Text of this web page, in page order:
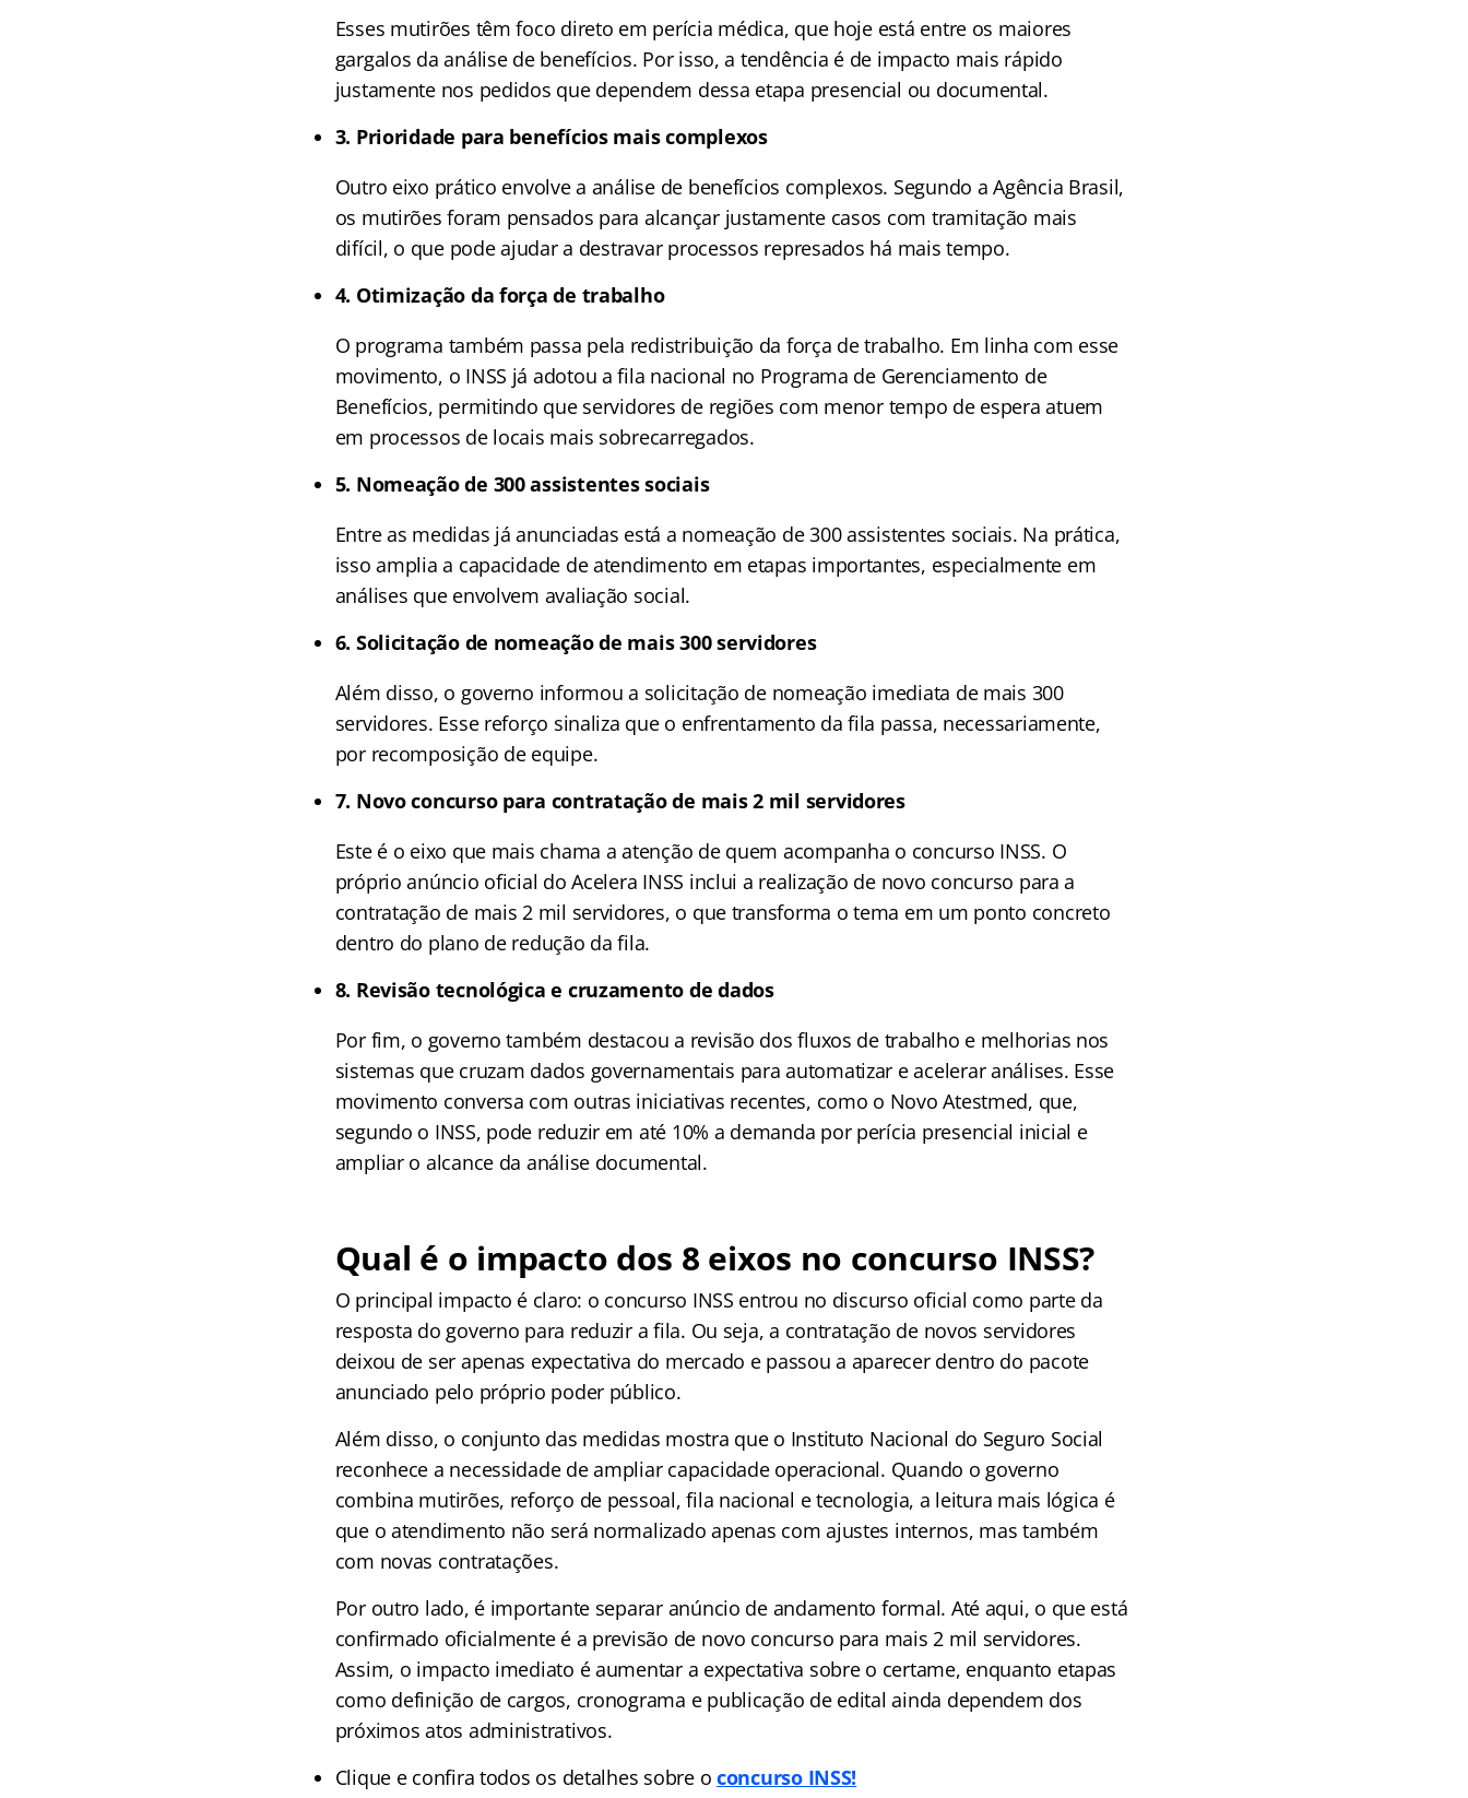
Esses mutirões têm foco direto em perícia médica, que hoje está entre os maiores
gargalos da análise de benefícios. Por isso, a tendência é de impacto mais rápido
justamente nos pedidos que dependem dessa etapa presencial ou documental.
3. Prioridade para benefícios mais complexos
Outro eixo prático envolve a análise de benefícios complexos. Segundo a Agência Brasil,
os mutirões foram pensados para alcançar justamente casos com tramitação mais
difícil, o que pode ajudar a destravar processos represados há mais tempo.
4. Otimização da força de trabalho
O programa também passa pela redistribuição da força de trabalho. Em linha com esse
movimento, o INSS já adotou a fila nacional no Programa de Gerenciamento de
Benefícios, permitindo que servidores de regiões com menor tempo de espera atuem
em processos de locais mais sobrecarregados.
5. Nomeação de 300 assistentes sociais
Entre as medidas já anunciadas está a nomeação de 300 assistentes sociais. Na prática,
isso amplia a capacidade de atendimento em etapas importantes, especialmente em
análises que envolvem avaliação social.
6. Solicitação de nomeação de mais 300 servidores
Além disso, o governo informou a solicitação de nomeação imediata de mais 300
servidores. Esse reforço sinaliza que o enfrentamento da fila passa, necessariamente,
por recomposição de equipe.
7. Novo concurso para contratação de mais 2 mil servidores
Este é o eixo que mais chama a atenção de quem acompanha o concurso INSS. O
próprio anúncio oficial do Acelera INSS inclui a realização de novo concurso para a
contratação de mais 2 mil servidores, o que transforma o tema em um ponto concreto
dentro do plano de redução da fila.
8. Revisão tecnológica e cruzamento de dados
Por fim, o governo também destacou a revisão dos fluxos de trabalho e melhorias nos
sistemas que cruzam dados governamentais para automatizar e acelerar análises. Esse
movimento conversa com outras iniciativas recentes, como o Novo Atestmed, que,
segundo o INSS, pode reduzir em até 10% a demanda por perícia presencial inicial e
ampliar o alcance da análise documental.
Qual é o impacto dos 8 eixos no concurso INSS?
O principal impacto é claro: o concurso INSS entrou no discurso oficial como parte da
resposta do governo para reduzir a fila. Ou seja, a contratação de novos servidores
deixou de ser apenas expectativa do mercado e passou a aparecer dentro do pacote
anunciado pelo próprio poder público.
Além disso, o conjunto das medidas mostra que o Instituto Nacional do Seguro Social
reconhece a necessidade de ampliar capacidade operacional. Quando o governo
combina mutirões, reforço de pessoal, fila nacional e tecnologia, a leitura mais lógica é
que o atendimento não será normalizado apenas com ajustes internos, mas também
com novas contratações.
Por outro lado, é importante separar anúncio de andamento formal. Até aqui, o que está
confirmado oficialmente é a previsão de novo concurso para mais 2 mil servidores.
Assim, o impacto imediato é aumentar a expectativa sobre o certame, enquanto etapas
como definição de cargos, cronograma e publicação de edital ainda dependem dos
próximos atos administrativos.
Clique e confira todos os detalhes sobre o concurso INSS!